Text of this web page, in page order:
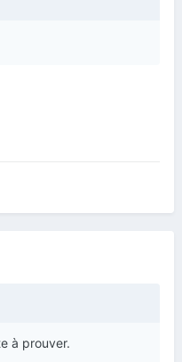
à prouver.